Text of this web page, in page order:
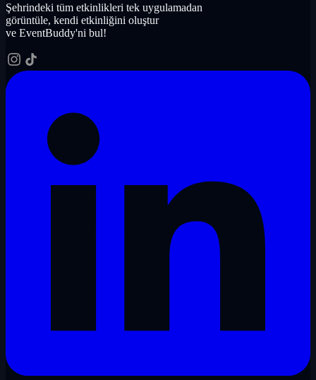
Şehrindeki tüm etkinlikleri tek uygulamadan
görüntüle, kendi etkinliğini oluştur
ve EventBuddy'ni bul!